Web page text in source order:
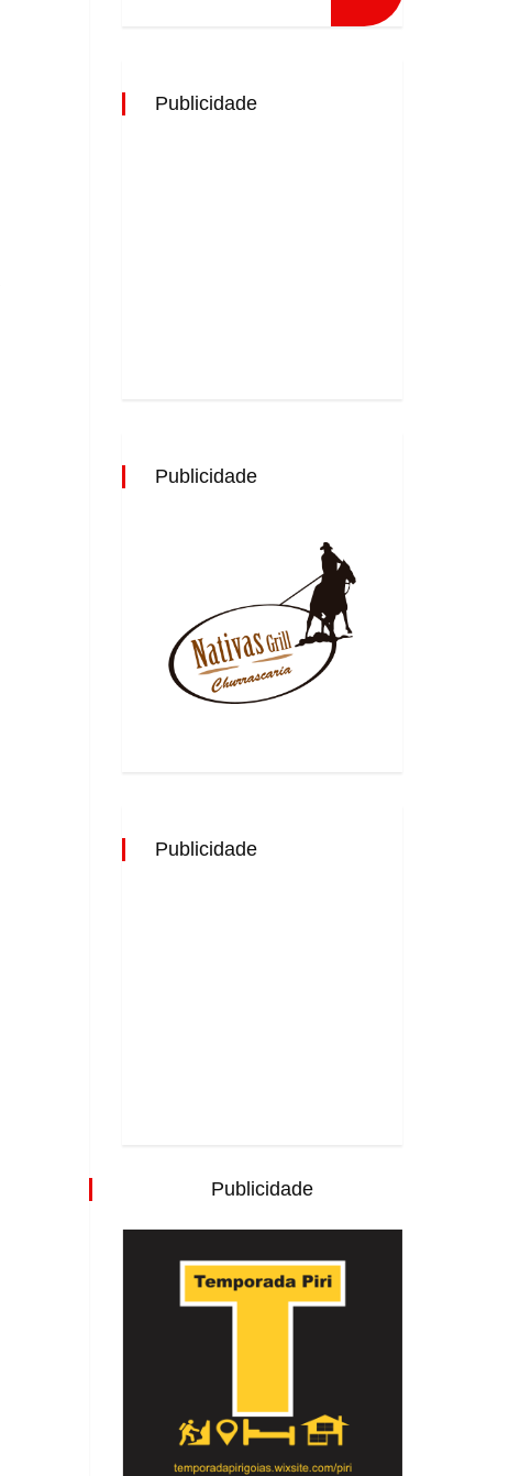
Publicidade
Publicidade
Publicidade
Publicidade